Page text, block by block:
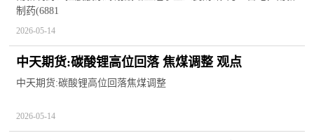
制药(6881
2026-05-14
中天期货:碳酸锂高位回落 焦煤调整 观点
中天期货:碳酸锂高位回落焦煤调整
2026-05-14